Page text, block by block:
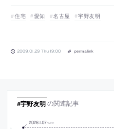
住宅 愛知 名古屋 宇野友明
2009.01.29 Thu 19:00 permalink
#宇野友明の関連記事
2026.1 07 WED